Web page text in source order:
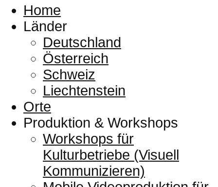
Home
Länder
Deutschland
Österreich
Schweiz
Liechtenstein
Orte
Produktion & Workshops
Workshops für
Kulturbetriebe (Visuell
Kommunizieren)